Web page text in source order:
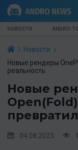
НОВОСТИ ANDRO-
Новости
Новые рендеры
реальность
Новые
04.08.2023